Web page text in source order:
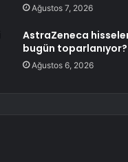
Ağustos 7, 2026
AstraZeneca
bugün toparlanıyor?
Ağustos 6, 2026